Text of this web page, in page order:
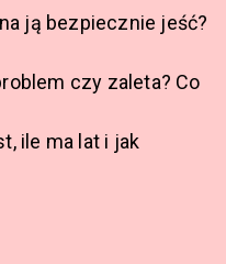
ją bezpiecznie jeść?
czy zaleta? Co
ile ma lat i jak